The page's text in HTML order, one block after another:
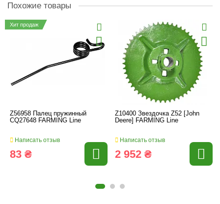
Похожие товары
Хит продаж
Z56958 Палец пружинный
CQ27648 FARMING Line
Написать отзыв
83 ₴
Z10400 Звездочка Z52 [John
Deere] FARMING Line
Написать отзыв
2 952 ₴